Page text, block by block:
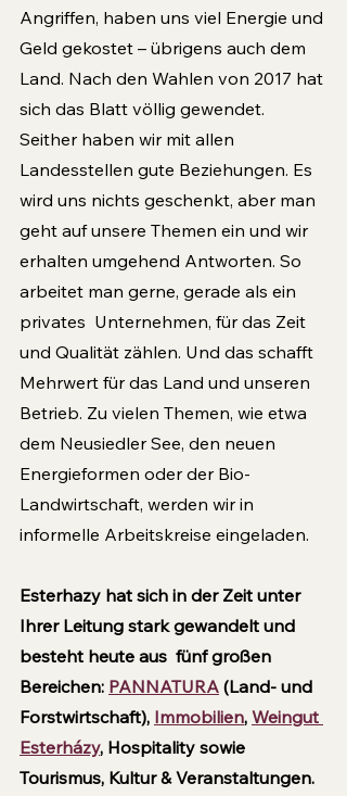
Angriffen, haben uns viel Energie und
Geld gekostet – übrigens auch dem
Land. Nach den Wahlen von 2017 hat
sich das Blatt völlig gewendet.
Seither haben wir mit allen
Landesstellen gute Beziehungen. Es
wird uns nichts geschenkt, aber man
geht auf unsere Themen ein und wir
erhalten umgehend Antworten. So
arbeitet man gerne, gerade als ein
privates  Unternehmen, für das Zeit
und Qualität zählen. Und das schafft
Mehrwert für das Land und unseren
Betrieb. Zu vielen Themen, wie etwa
dem Neusiedler See, den neuen
Energieformen oder der Bio-
Landwirtschaft, werden wir in
informelle Arbeitskreise eingeladen.
Esterhazy hat sich in der Zeit unter
Ihrer Leitung stark gewandelt und
besteht heute aus  fünf großen
Bereichen: PANNATURA (Land- und
Forstwirtschaft), Immobilien, Weingut
Esterházy, Hospitality sowie
Tourismus, Kultur & Veranstaltungen.